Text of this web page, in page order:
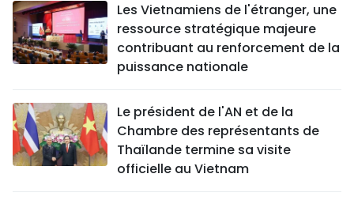
Les Vietnamiens de l'étranger, une
ressource stratégique majeure
contribuant au renforcement de la
puissance nationale
Le président de l'AN et de la
Chambre des représentants de
Thaïlande termine sa visite
officielle au Vietnam